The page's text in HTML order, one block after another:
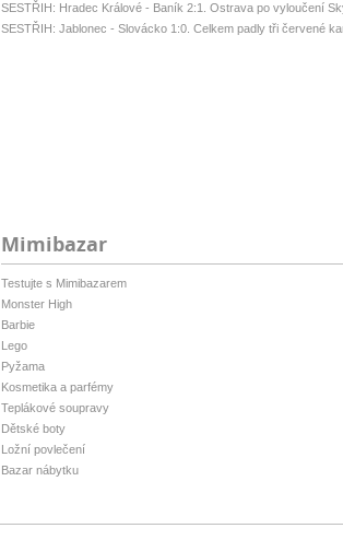
SESTŘIH: Hradec Králové - Baník 2:1. Ostrava po vyloučení
SESTŘIH: Jablonec - Slovácko 1:0. Celkem padly tři červené
Mimibazar
Testujte s Mimibazarem
Monster High
Barbie
Lego
Pyžama
Kosmetika a parfémy
Teplákové soupravy
Dětské boty
Ložní povlečení
Bazar nábytku